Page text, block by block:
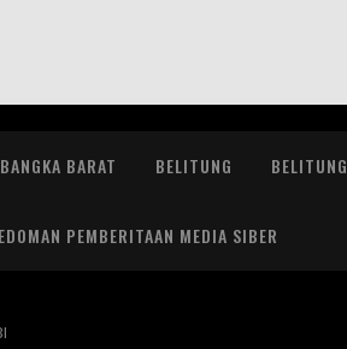
BANGKA BARAT BELITUNG
PEMBERITAAN MEDIA SIBER